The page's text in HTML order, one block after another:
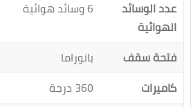
عدد الوسائد
الهوائية
6 وسائد هوائية
فتحة سقف
بانوراما
كاميرات
360 درجة